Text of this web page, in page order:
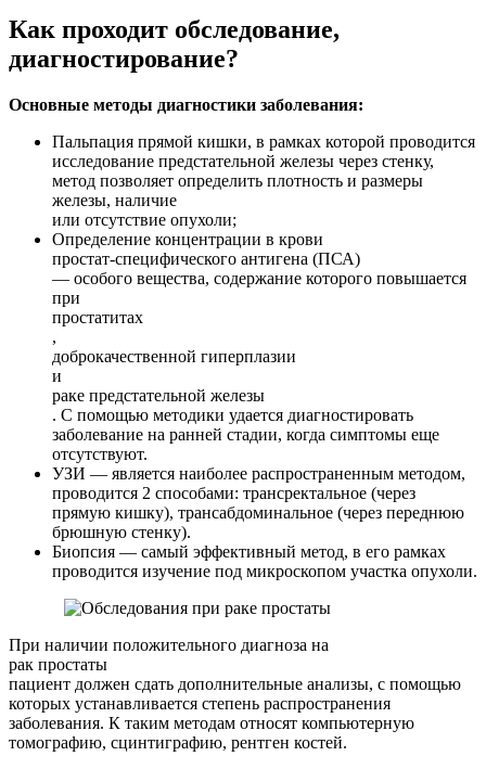
Как проходит обследование,
диагностирование?
Основные методы диагностики заболевания:
Пальпация прямой кишки, в рамках которой проводится
исследование предстательной железы через стенку,
метод позволяет определить плотность и размеры
железы, наличие
или отсутствие опухоли;
Определение концентрации в крови
простат-специфического антигена (ПСА)
— особого вещества, содержание которого повышается
при
простатитах
,
доброкачественной гиперплазии
и
раке предстательной железы
. С помощью методики удается диагностировать
заболевание на ранней стадии, когда симптомы еще
отсутствуют.
УЗИ — является наиболее распространенным методом,
проводится 2 способами: трансректальное (через
прямую кишку), трансабдоминальное (через переднюю
брюшную стенку).
Биопсия — самый эффективный метод, в его рамках
проводится изучение под микроскопом участка опухоли.
При наличии положительного диагноза на
рак простаты
пациент должен сдать дополнительные анализы, с помощью
которых устанавливается степень распространения
заболевания. К таким методам относят компьютерную
томографию, сцинтиграфию, рентген костей.